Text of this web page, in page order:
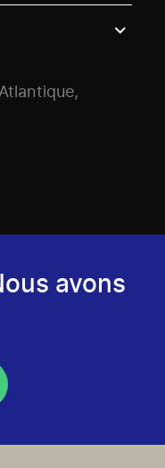
avons